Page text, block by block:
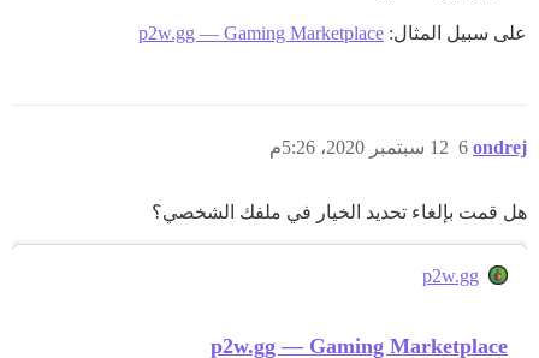
على سبيل المثال: p2w.gg — Gaming Marketplace
ondrej 12 سبتمبر 2020، 5:26م 6
هل قمت بإلغاء تحديد الخيار في ملفك الشخصي؟
p2w.gg
p2w.gg — Gaming Marketplace